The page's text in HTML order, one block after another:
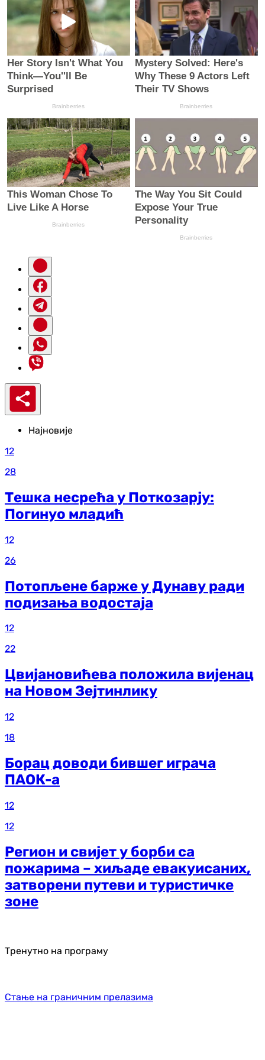
Најновије
12
28
Тешка несрећа у Поткозарју:
Погинуо младић
12
26
Потопљене барже у Дунаву ради
подизања водостаја
12
22
Цвијановићева положила вијенац
на Новом Зејтинлику
12
18
Борац доводи бившег играча
ПАОК-а
12
12
Регион и свијет у борби са
пожарима – хиљаде евакуисаних,
затворени путеви и туристичке
зоне
Тренутно на програму
Стање на граничним прелазима